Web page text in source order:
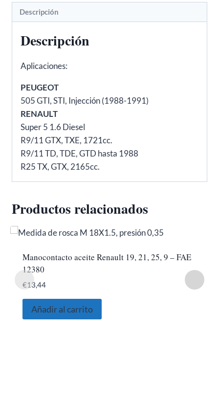
D,
R25
FAE
cantidad
Descripción
Descripción
Aplicaciones:
PEUGEOT
505 GTI, STI, Injección (1988-1991)
RENAULT
Super 5 1.6 Diesel
R9/11 GTX, TXE, 1721cc.
R9/11 TD, TDE, GTD hasta 1988
R25 TX, GTX, 2165cc.
Productos relacionados
Manocontacto aceite Renault 19, 21, 25, 9 – FAE
12380
€13,44
Añadir al carrito